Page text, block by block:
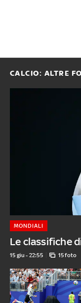
CALCIO: ALTRE
Le classifiche
MONDIALI
15 giu - 22:55 15 foto